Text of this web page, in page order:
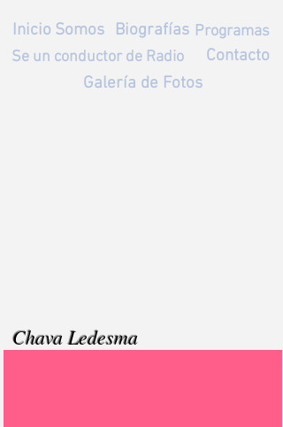
Inicio Biografías
Somos
Contacto
Programas
Galería de Fotos
Se un conductor de Radio
Chava Ledesma